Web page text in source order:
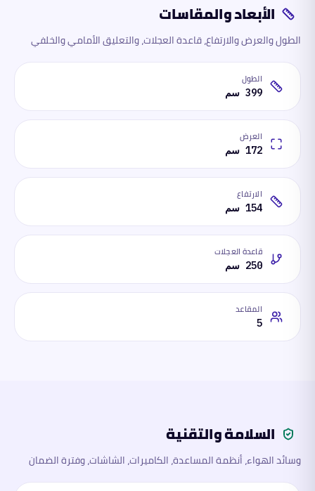
الأبعاد والمقاسات
الطول والعرض والارتفاع، قاعدة العجلات، والتعليق الأمامي والخلفي
الطول
399 سم
العرض
172 سم
الارتفاع
154 سم
قاعدة العجلات
250 سم
المقاعد
5
السلامة والتقنية
وسائد الهواء، أنظمة المساعدة، الكاميرات، الشاشات، وفترة الضمان